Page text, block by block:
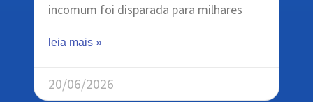
incomum foi disparada para milhares
leia mais »
20/06/2026